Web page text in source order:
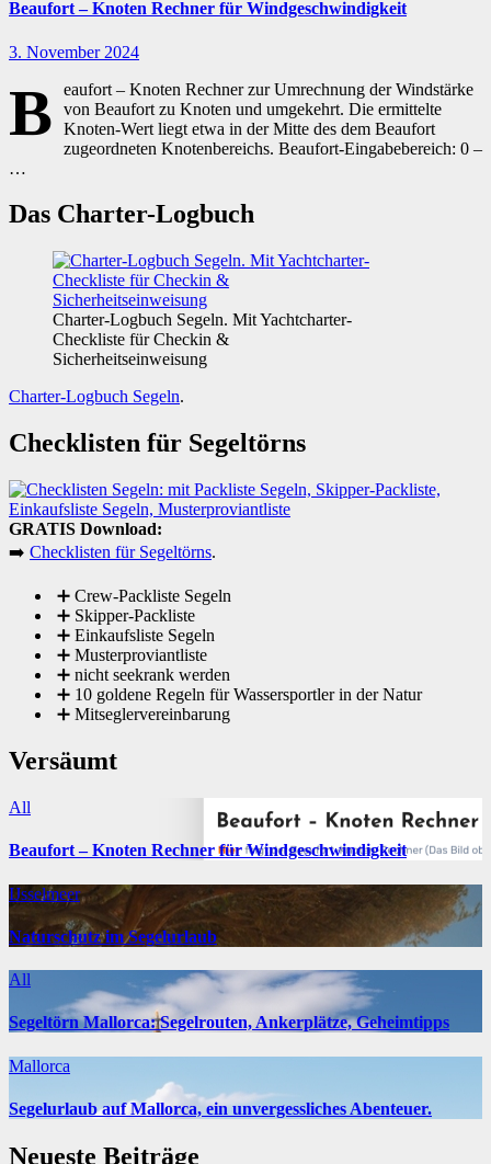
Beaufort – Knoten Rechner für Windgeschwindigkeit
3. November 2024
B
eaufort – Knoten Rechner zur Umrechnung der Windstärke
von Beaufort zu Knoten und umgekehrt. Die ermittelte
Knoten-Wert liegt etwa in der Mitte des dem Beaufort
zugeordneten Knotenbereichs. Beaufort-Eingabebereich: 0 –
…
Das Charter-Logbuch
Charter-Logbuch Segeln. Mit Yachtcharter-
Checkliste für Checkin &
Sicherheitseinweisung
Charter-Logbuch Segeln.
Checklisten für Segeltörns
GRATIS Download:
➡️ Checklisten für Segeltörns.
➕ Crew-Packliste Segeln
➕ Skipper-Packliste
➕ Einkaufsliste Segeln
➕ Musterproviantliste
➕ nicht seekrank werden
➕ 10 goldene Regeln für Wassersportler in der Natur
➕ Mitseglervereinbarung
Versäumt
All
Beaufort – Knoten Rechner für Windgeschwindigkeit
IJsselmeer
Naturschutz im Segelurlaub
All
Segeltörn Mallorca: Segelrouten, Ankerplätze, Geheimtipps
Mallorca
Segelurlaub auf Mallorca, ein unvergessliches Abenteuer.
Neueste Beiträge